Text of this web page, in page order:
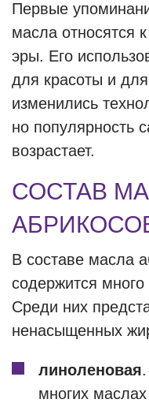
Первые
масла относятся
эры. Его
для красоты и
изменились
но популярность
возрастает.
СОСТАВ
В составе масла
содержится
Среди них
ненасыщенных
линоленовая
многих